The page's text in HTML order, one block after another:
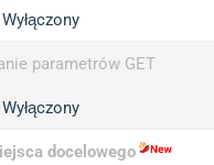
Wyłączony
parametrów GET
Wyłączony
docelowego